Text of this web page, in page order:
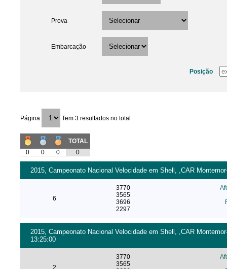
Prova
Embarcação
Posição
Página Tem 3 resultados no total
TOTAL
0
0 0 0
2015, Campeonato Nacional Velocidade em Shell, ,CAR
6
3770
3565
3696
2297
2015, Campeonato Nacional Velocidade em Shell, ,CAR
13:25:00
2
3770
3565